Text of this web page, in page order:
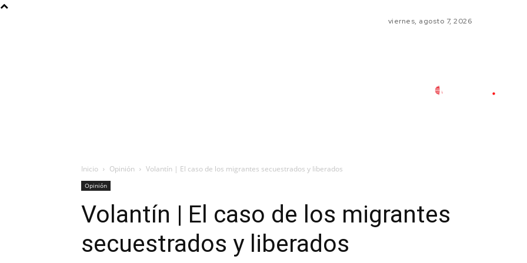
viernes, agosto 7, 2026
Inicio Opinión Volantín | El caso de los migrantes secuestrados y liberados
Opinión
Volantín | El caso de los migrantes
secuestrados y liberados